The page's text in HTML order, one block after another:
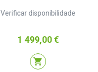
Verificar disponibilidade
Preço
1 499,00 €
shopping_cart